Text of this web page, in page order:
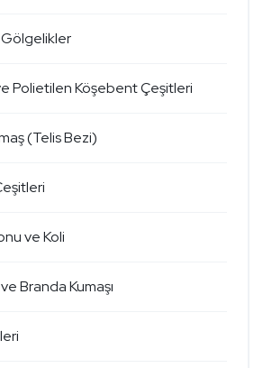
Polietilen Köşebent Çeşitleri
(Telis Bezi)
ve Koli
Branda Kumaşı